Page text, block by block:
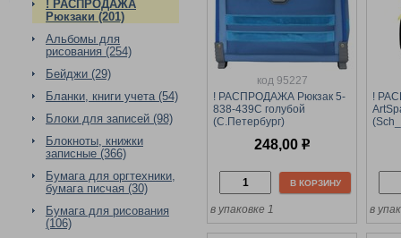
! РАСПРОДАЖА
Рюкзаки (201)
Альбомы для
рисования (254)
Бейджи (29)
Бланки, книги учета (54)
Блоки для записей (98)
Блокноты, книжки
записные (366)
Бумага для оргтехники,
бумага писчая (30)
Бумага для рисования
(106)
код 95227
! РАСПРОДАЖА Рюкзак 5-
838-439С голубой
(С.Петербург)
248,00 р
В КОРЗИНУ
в упаковке 1
!
в